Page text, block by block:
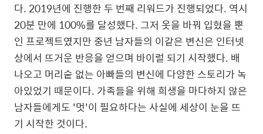
다. 2019년에 진행한 두 번째 리워드가 진행되었다. 역시
20분 만에 100%를 달성했다. 그저 옷을 바꿔 입혔을 뿐
인 프로젝트였지만 중년 남자들의 이같은 변신은 인터넷
상에서 뜨거운 반응을 얻으며 바이럴 되기 시작했다. 배
나오고 머리숱 없는 아빠들의 변신에 다양한 스토리가 녹
아있었기 때문이다. 가족들을 위해 희생을 마다하지 않은
남자들에게도 '멋'이 필요하다는 사실에 세상이 눈을 뜨
기 시작한 것이다.